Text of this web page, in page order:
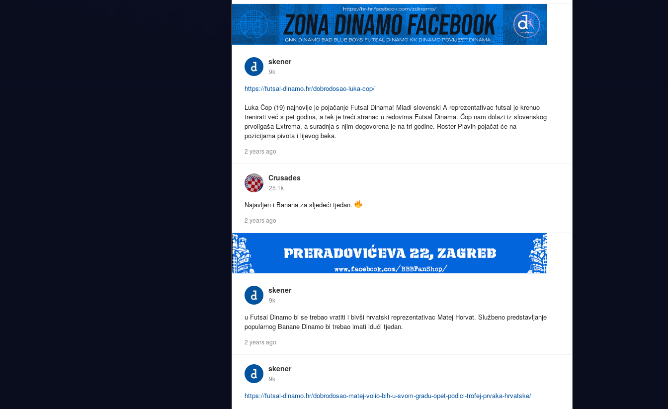
skener
9k
https://futsal-dinamo.hr/dobrodosao-luka-cop/
Luka Čop (19) najnovije je pojačanje Futsal Dinama! Mladi slovenski A reprezentativac futsal je krenuo
trenirati već s pet godina, a tek je treći stranac u redovima Futsal Dinama. Čop nam dolazi iz slovenskog
prvoligaša Extrema, a suradnja s njim dogovorena je na tri godine. Roster Plavih pojačat će na
pozicijama pivota i lijevog beka.
2 years ago
Crusades
25.1k
Najavljen i Banana za sljedeći tjedan.
2 years ago
skener
9k
u Futsal Dinamo bi se trebao vratiti i bivši hrvatski reprezentativac Matej Horvat. Službeno predstavljanje
popularnog Banane Dinamo bi trebao imati idući tjedan.
2 years ago
skener
9k
https://futsal-dinamo.hr/dobrodosao-matej-volio-bih-u-svom-gradu-opet-podici-trofej-prvaka-hrvatske/